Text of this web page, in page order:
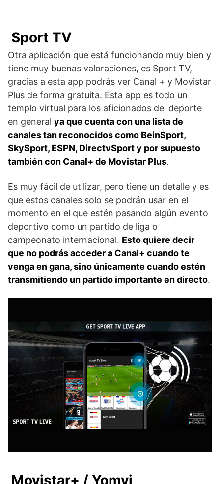
Sport TV
Otra aplicación que está funcionando muy bien y
tiene muy buenas valoraciones, es Sport TV,
gracias a esta app podrás ver Canal + y Movistar
Plus de forma gratuita. Esta app es todo un
templo virtual para los aficionados del deporte
en general ya que cuenta con una lista de
canales tan reconocidos como BeinSport,
SkySport, ESPN, DirectvSport y por supuesto
también con Canal+ de Movistar Plus.
Es muy fácil de utilizar, pero tiene un detalle y es
que estos canales solo se podrán usar en el
momento en el que estén pasando algún evento
deportivo como un partido de liga o
campeonato internacional. Esto quiere decir
que no podrás acceder a Canal+ cuando te
venga en gana, sino únicamente cuando estén
transmitiendo un partido importante en directo.
Movistar+ / Yomvi